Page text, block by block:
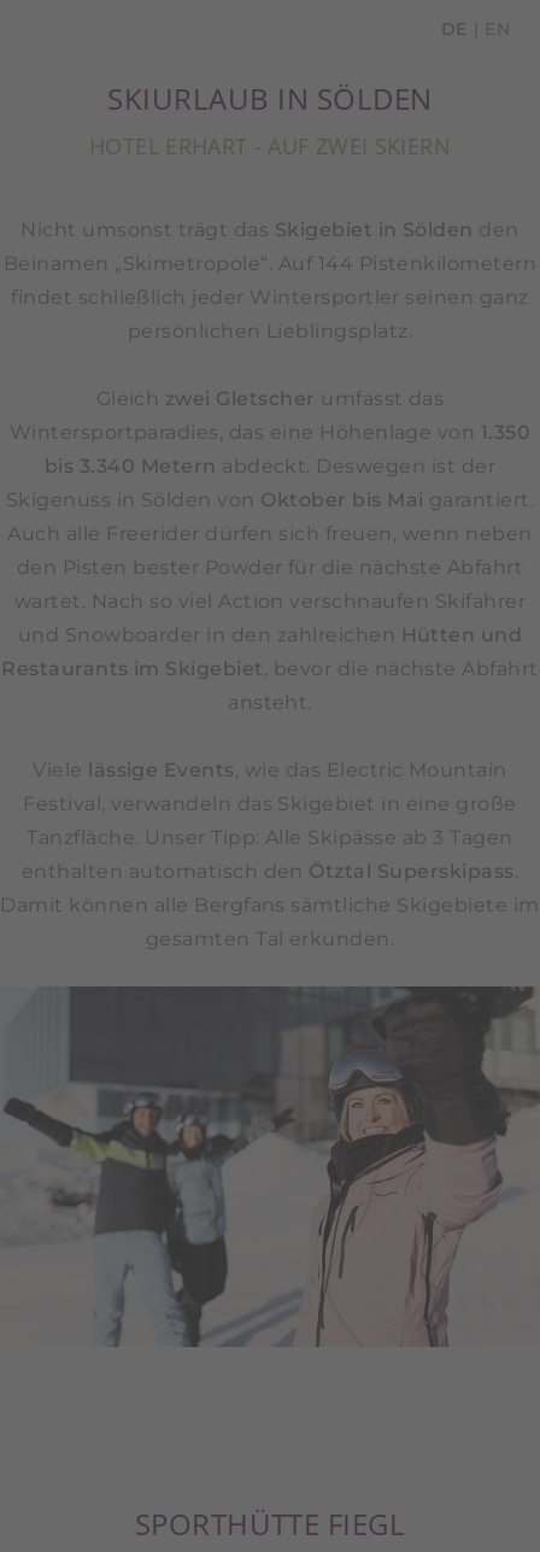
DE EN
SKIURLAUB IN SÖLDEN
HOTEL ERHART - AUF ZWEI SKIERN
Nicht umsonst trägt das Skigebiet in Sölden den
Beinamen „Skimetropole“. Auf 144 Pistenkilometern
findet schließlich jeder Wintersportler seinen ganz
persönlichen Lieblingsplatz.
Gleich zwei Gletscher umfasst das
Wintersportparadies, das eine Höhenlage von 1.350
bis 3.340 Metern abdeckt. Deswegen ist der
Skigenuss in Sölden von Oktober bis Mai garantiert.
Auch alle Freerider dürfen sich freuen, wenn neben
den Pisten bester Powder für die nächste Abfahrt
wartet. Nach so viel Action verschnaufen Skifahrer
und Snowboarder in den zahlreichen Hütten und
Restaurants im Skigebiet
, bevor die nächste Abfahrt
ansteht.
Viele lässige Events , wie das Electric Mountain
Festival, verwandeln das Skigebiet in eine große
Tanzfläche. Unser Tipp: Alle Skipässe ab 3 Tagen
enthalten automatisch den Ötztal Superskipass
Damit können alle Bergfans sämtliche Skigebiete im
gesamten Tal erkunden.
SPORTHÜTTE FIEGL